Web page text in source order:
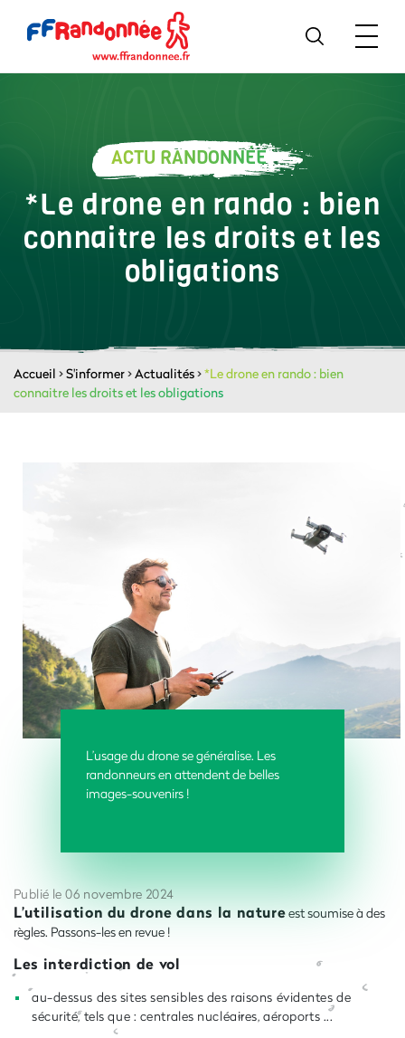
ACTU RANDONNÉE
*Le drone en rando : bien
connaitre les droits et les
obligations
Accueil >S'informer>Actualités>*Le drone en rando : bien
connaitre les droits et les obligations
L’usage du drone se généralise. Les
randonneurs en attendent de belles
images-souvenirs !
Publié le 06 novembre 2024
L’utilisation du drone dans la natureest soumise à des
règles. Passons-les en revue !
Les interdiction de vol
au-dessus des sites sensibles des raisons évidentes de
sécurité, tels que : centrales nucléaires, aéroports ...